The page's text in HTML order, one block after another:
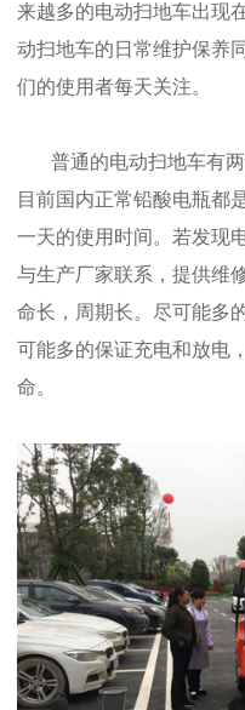
来越多的电动扫地车出现
动扫地车的日常维护保养
们的使用者每天关注。
普通的电动扫地车有
目前国内正常铅酸电瓶都
一天的使用时间。若发现
与生产厂家联系，提供维
命长，周期长。尽可能多
可能多的保证充电和放电
命。